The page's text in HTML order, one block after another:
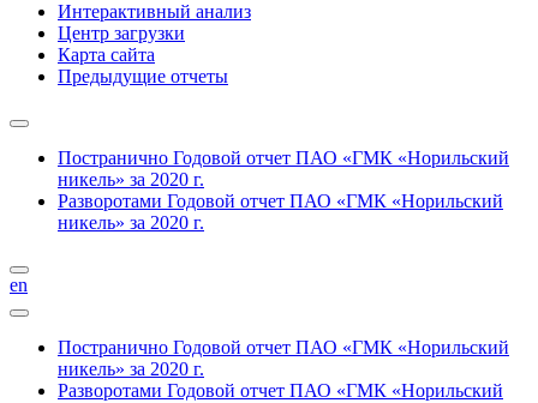
Интерактивный анализ
Центр загрузки
Карта сайта
Предыдущие отчеты
Постранично Годовой отчет ПАО «ГМК «Норильский
никель» за 2020 г.
Разворотами Годовой отчет ПАО «ГМК «Норильский
никель» за 2020 г.
en
Постранично Годовой отчет ПАО «ГМК «Норильский
никель» за 2020 г.
Разворотами Годовой отчет ПАО «ГМК «Норильский